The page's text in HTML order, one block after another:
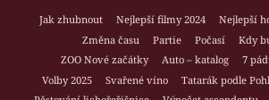
Jak zhubnout Nejlepší filmy 2024 Nejlepší
Změna času
Partie Počasí
Kdy
ZOO Nové začátky
Auto – katalog
7
Volby 2025
Svařené víno Tatarák podle